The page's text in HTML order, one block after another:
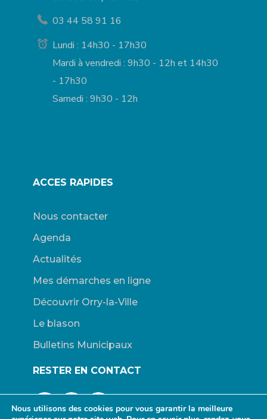
03 44 58 91 16
Lundi : 14h30 - 17h30
Mardi à vendredi : 9h30 - 12h et 14h30
- 17h30
Samedi : 9h30 - 12h
ACCES RAPIDES
Nous contacter
Agenda
Actualités
Mes démarches en ligne
Découvrir Orry-la-Ville
Le blason
Bulletins Municipaux
RESTER EN CONTACT
Nous utilisons des cookies pour vous garantir la meilleure